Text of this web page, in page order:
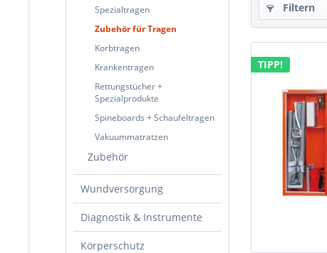
Spezialtragen
Zubehör für Tragen
Korbtragen
Krankentragen
Rettungstücher +
Spezialprodukte
Spineboards + Schaufeltragen
Vakuummatratzen
Zubehör
Wundversorgung
Diagnostik & Instrumente
Körperschutz
Filtern
TIPP!